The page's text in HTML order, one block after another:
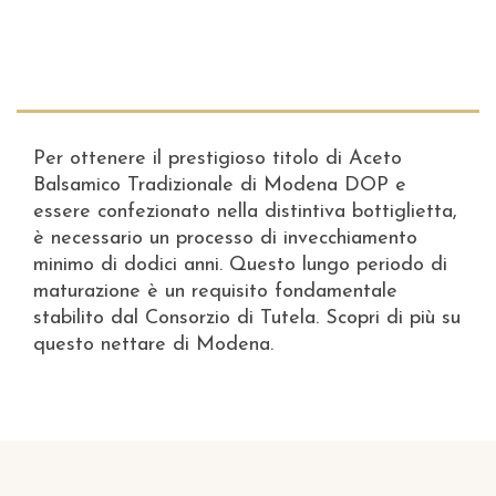
Per ottenere il prestigioso titolo di Aceto
Balsamico Tradizionale di Modena DOP e
essere confezionato nella distintiva bottiglietta,
è necessario un processo di invecchiamento
minimo di dodici anni. Questo lungo periodo di
maturazione è un requisito fondamentale
stabilito dal Consorzio di Tutela. Scopri di più su
questo nettare di Modena.